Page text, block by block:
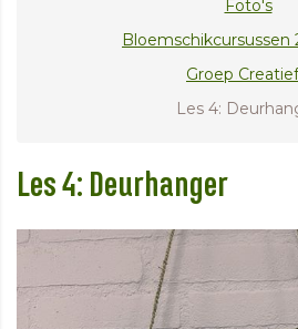
Foto's
Bloemschikcursussen
Groep Creatief
Les 4:
Les 4: Deurhanger